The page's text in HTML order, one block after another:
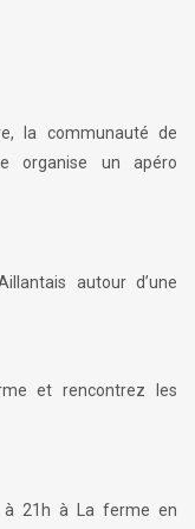
la communauté de
organise un apéro
autour d’une
et rencontrez les
à 21h à La ferme en